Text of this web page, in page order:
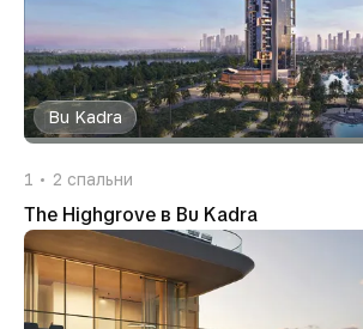
Bu Kadra
1 2 спальни
The Highgrove в Bu Kadra